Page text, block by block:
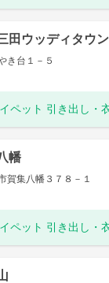
田ウッディタウン
き台１－５
ペット 引き出し・
幡
賀集八幡３７８－１
ペット 引き出し・